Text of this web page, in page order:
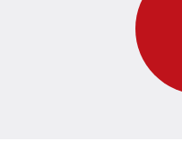
Восстановление
Замена направляющих
Замена передней группы